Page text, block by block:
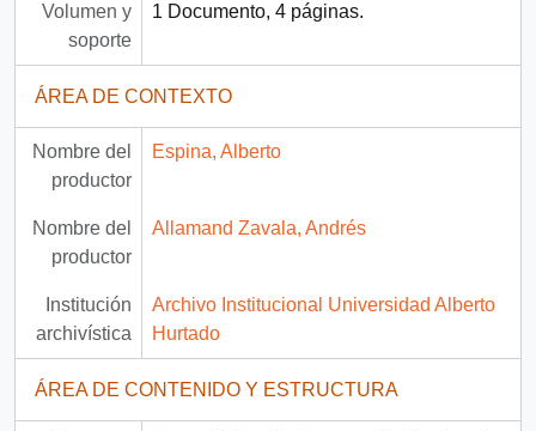
Volumen y
soporte
1 Documento, 4 páginas.
ÁREA DE CONTEXTO
Nombre del
productor
Espina, Alberto
Nombre del
productor
Allamand Zavala, Andrés
Institución
archivística
Archivo Institucional Universidad Alberto
Hurtado
ÁREA DE CONTENIDO Y ESTRUCTURA